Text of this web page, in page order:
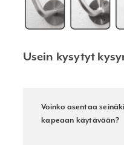
Usein kysytyt
Voinko asentaa
kapeaan käytävään?